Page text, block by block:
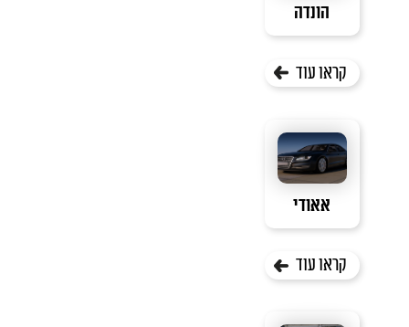
הונדה
קראו עוד
אאודי
קראו עוד